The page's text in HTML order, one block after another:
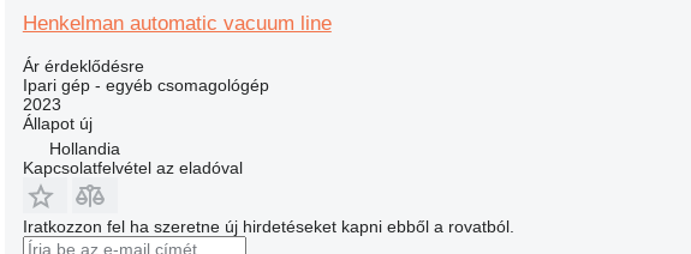
Henkelman automatic vacuum line
Ár érdeklődésre
Ipari gép - egyéb csomagológép
2023
Állapotúj
Hollandia
Kapcsolatfelvétel az eladóval
Iratkozzon fel ha szeretne új hirdetéseket kapni ebből a rovatból.